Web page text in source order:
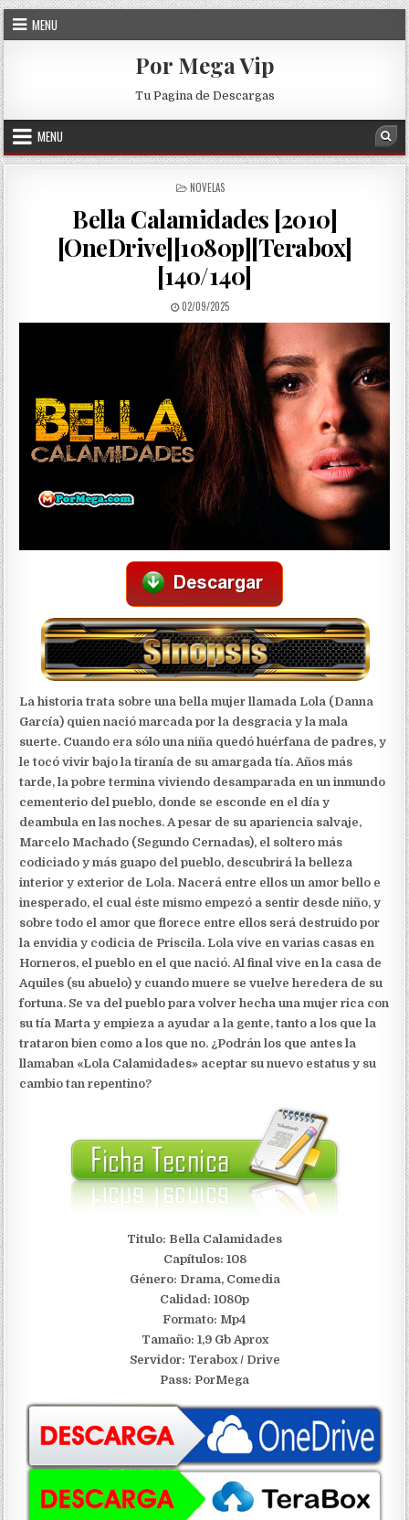
Skip to content
MENU
Por Mega Vip
Tu Pagina de Descargas
MENU
POSTED IN
NOVELAS
Bella Calamidades [2010]
[OneDrive][1080p][Terabox]
[140/140]
PUBLISHED DATE:
02/09/2025
La historia trata sobre una bella mujer llamada Lola (Danna
García) quien nació marcada por la desgracia y la mala
suerte. Cuando era sólo una niña quedó huérfana de padres, y
le tocó vivir bajo la tiranía de su amargada tía. Años más
tarde, la pobre termina viviendo desamparada en un inmundo
cementerio del pueblo, donde se esconde en el día y
deambula en las noches. A pesar de su apariencia salvaje,
Marcelo Machado (Segundo Cernadas), el soltero más
codiciado y más guapo del pueblo, descubrirá la belleza
interior y exterior de Lola. Nacerá entre ellos un amor bello e
inesperado, el cual éste mismo empezó a sentir desde niño, y
sobre todo el amor que florece entre ellos será destruido por
la envidia y codicia de Priscila.Lola vive en varias casas en
Horneros, el pueblo en el que nació. Al final vive en la casa de
Aquiles (su abuelo) y cuando muere se vuelve heredera de su
fortuna. Se va del pueblo para volver hecha una mujer rica con
su tía Marta y empieza a ayudar a la gente, tanto a los que la
trataron bien como a los que no. ¿Podrán los que antes la
llamaban «Lola Calamidades» aceptar su nuevo estatus y su
cambio tan repentino?
Titulo: Bella Calamidades
Capítulos: 108
Género: Drama, Comedia
Calidad: 1080p
Formato: Mp4
Tamaño: 1,9 Gb Aprox
Servidor: Terabox / Drive
Pass: PorMega